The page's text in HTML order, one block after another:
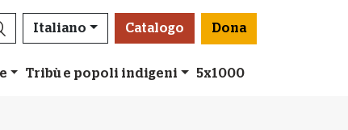
Italiano Catalogo Dona
Tribù e popoli indigeni 5x1000